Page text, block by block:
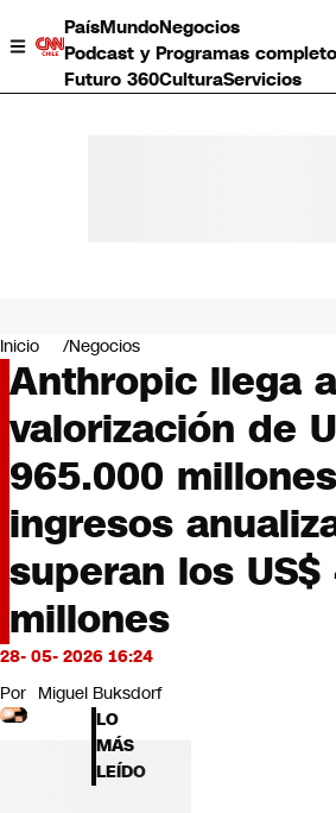
PaísMundoNegocios
Podcast y Programas
Futuro 360CulturaServicios
Negocios
Deportes
Programas completos
Cultura
Servicios
Bits
CNN tiempo
Futuro 360
Opinión
Inicio Negocios
Anthropic llega
valorización de
965.000
ingresos
superan los US$
millones
28- 05- 2026 16:24
Por Miguel Buksdorf
LO
MÁS
LEÍDO